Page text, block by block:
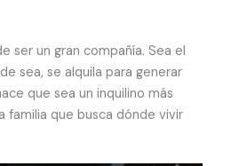
ser un gran compañía. Sea el
sea, se alquila para generar
que sea un inquilino más
familia que busca dónde vivir